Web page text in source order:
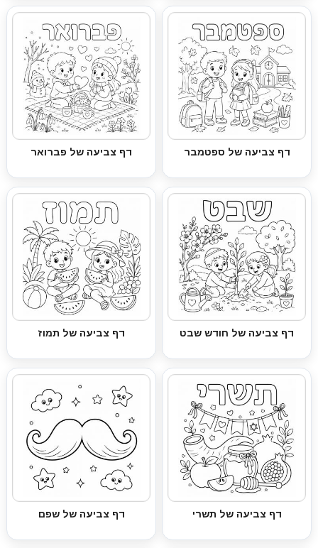
דף צביעה של ספטמבר דף צביעה של פברואר
דף צביעה של חודש שבט דף צביעה של תמוז
דף צביעה של תשרי דף צביעה של שפם